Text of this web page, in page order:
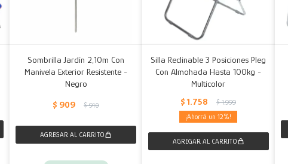
Sombrilla Jardín 2,10m Con
Manivela Exterior Resistente -
Negro
$ 909 $ 910
Silla Reclinable 3 Posiciones Pleg
Con Almohada Hasta 100kg -
Multicolor
$ 1.758 $ 1.999
12